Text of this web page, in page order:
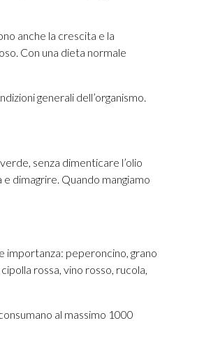
anche la crescita e la
Con una dieta normale
generali dell’organismo.
senza dimenticare l’olio
dimagrire. Quando mangiamo
importanza: peperoncino, grano
rossa, vino rosso, rucola,
al massimo 1000